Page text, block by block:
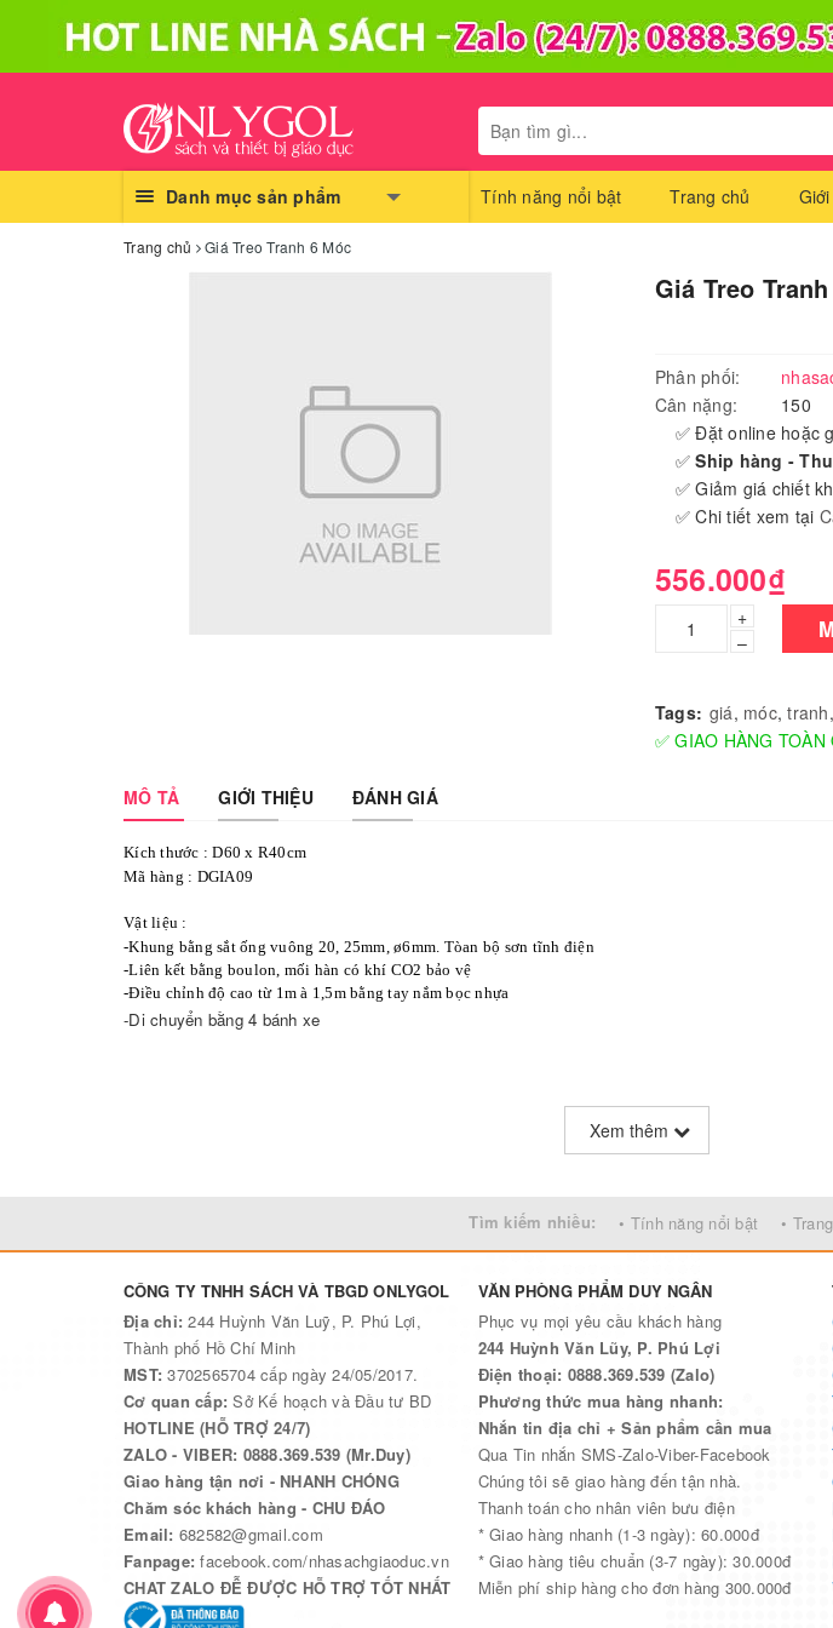
Danh mục sản phẩm Tính năng nổi bật Trang chủ
Trang chủ Giá Treo Tranh 6 Móc
Giá Treo
Phân phối:
Cân nặng:
150
✅ Đặt online hoặc
✅Ship hàng -
✅ Giảm giá chiết
✅ Chi tiết xem tại
556.000₫
+
–
Tags: giá, móc,tranh,
✅ GIAO HÀNG
MÔ TẢ GIỚI THIỆU ĐÁNH GIÁ
Kích thước : D60 x R40cm
Mã hàng : DGIA09
Vật liệu :
-Khung bằng sắt ống vuông 20, 25mm, ø6mm. Tòan bộ sơn tĩnh điện
-Liên kết bằng boulon, mối hàn có khí CO2 bảo vệ
-Điều chỉnh độ cao từ 1mà 1,5m bằng tay nắm bọc nhựa
-Di chuyển bằng 4 bánh xe
Xem thêm
Tìm kiếm nhiều: • Tính năng nổi bật •
CÔNG TY TNHH SÁCH VÀ TBGD ONLYGOL
Địa chỉ:244 Huỳnh Văn Luỹ, P. Phú Lợi,
Thành phố Hồ Chí Minh
MST:3702565704 cấp ngày 24/05/2017.
Cơ quan cấp:Sở Kế hoạch và Đầu tư BD
HOTLINE (HỖ TRỢ 24/7)
ZALO - VIBER: 0888.369.539 (Mr.Duy)
Giao hàng tận nơi - NHANH CHÓNG
Chăm sóc khách hàng - CHU ĐÁO
Email: 682582@gmail.com
Fanpage:facebook.com/nhasachgiaoduc.vn
CHAT ZALO ĐỄ ĐƯỢC HỖ TRỢ TỐT NHẤT
VĂN PHÒNG PHẨM DUY NGÂN
Phục vụ mọi yêu cầu khách hàng
244 Huỳnh Văn Lũy, P. Phú Lợi
Điện thoại: 0888.369.539 (Zalo)
Phương thức mua hàng nhanh:
Nhắn tin địa chỉ + Sản phẩm cần mua
Qua Tin nhắn SMS-Zalo-Viber-Facebook
Chúng tôi sẽ giao hàng đến tận nhà.
Thanh toán cho nhân viên bưu điện
* Giao hàng nhanh (1-3 ngày): 60.000đ
* Giao hàng tiêu chuẩn (3-7 ngày): 30.000đ
Miễn phí ship hàng cho đơn hàng 300.000đ